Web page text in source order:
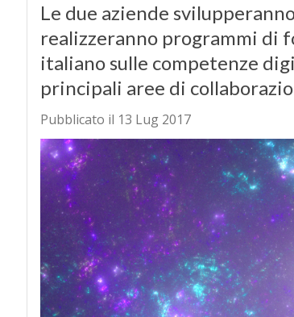
Le due aziende
realizzeranno programmi di
italiano sulle competenze
principali aree di
Pubblicato il 13 Lug 2017